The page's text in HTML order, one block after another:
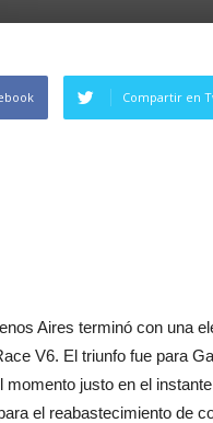
Compartir en
Aires terminó con una
V6. El triunfo fue para
justo en el
el reabastecimiento de